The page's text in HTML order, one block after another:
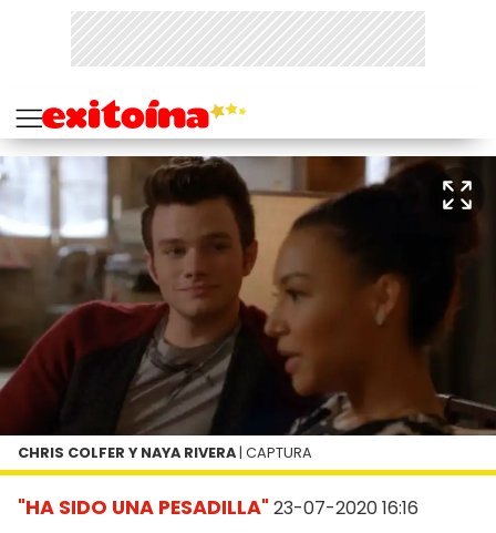
"HA SIDO UNA PESADILLA"23-07-2020 16:16
CHRIS COLFER Y NAYA RIVERA | CAPTURA